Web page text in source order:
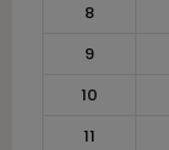
8
9
10
11